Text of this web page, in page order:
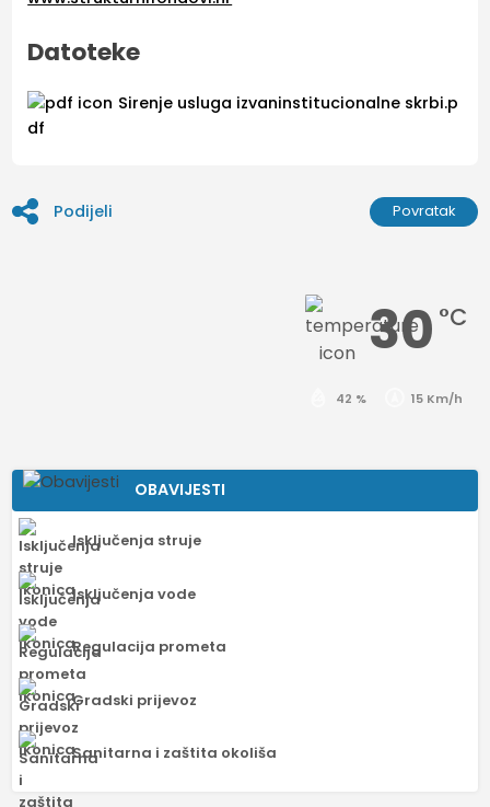
Datoteke
Sirenje usluga izvaninstitucionalne skrbi.p
df
Podijeli Povratak
30 °C
42 % 15 Km/h
OBAVIJESTI
Isključenja struje
Isključenja vode
Regulacija prometa
Gradski prijevoz
Sanitarna i zaštita okoliša